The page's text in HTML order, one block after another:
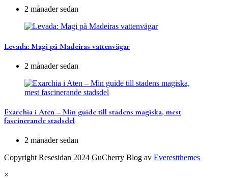
2 månader sedan
Levada: Magi på Madeiras vattenvägar
2 månader sedan
Exarchia i Aten – Min guide till stadens magiska, mest
fascinerande stadsdel
2 månader sedan
Copyright Resesidan 2024 GuCherry Blog av Everestthemes
×